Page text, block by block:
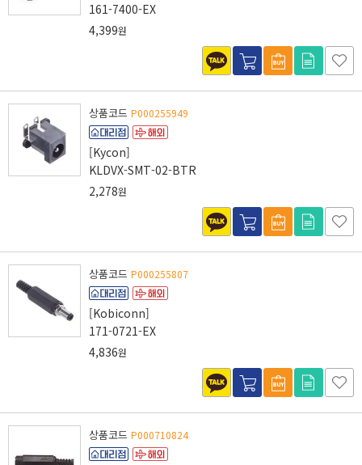
161-7400-EX
4,399원
상품코드 P000255949
[Kycon]
KLDVX-SMT-02-BTR
2,278원
상품코드 P000255807
[Kobiconn]
171-0721-EX
4,836원
상품코드 P000710824